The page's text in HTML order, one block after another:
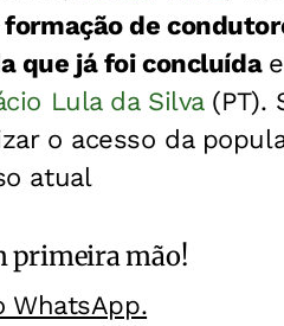
formação de
que já foi concluída
Lula da Silva(PT).
o acesso da
atual
primeira mão!
WhatsApp.